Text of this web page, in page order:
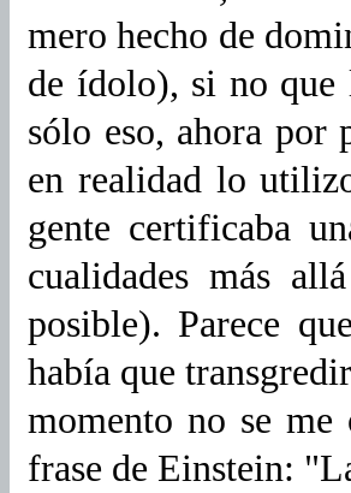
mero hecho de
de ídolo), si no que
sólo eso, ahora por
en realidad lo
gente certificaba
cualidades más
posible). Parece
había que
momento no se me
frase de Einstein: